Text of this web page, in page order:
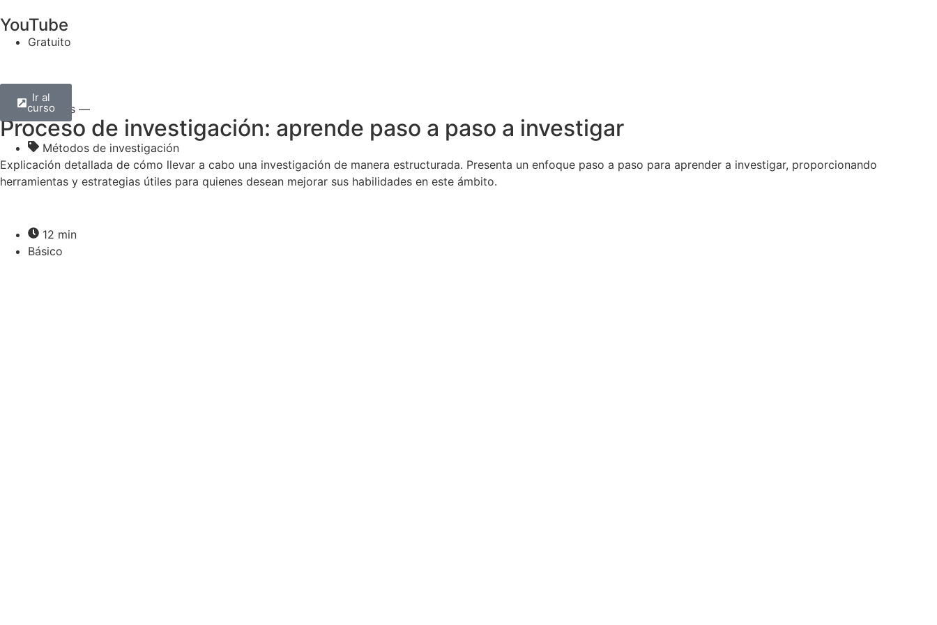
YouTube
Gratuito
Ir al
curso
— Todos —
Proceso de investigación: aprende paso a paso a investigar
Métodos de investigación
Explicación detallada de cómo llevar a cabo una investigación de manera estructurada. Presenta un enfoque paso a paso para aprender a investigar, proporcionando
herramientas y estrategias útiles para quienes desean mejorar sus habilidades en este ámbito.
12 min
Básico